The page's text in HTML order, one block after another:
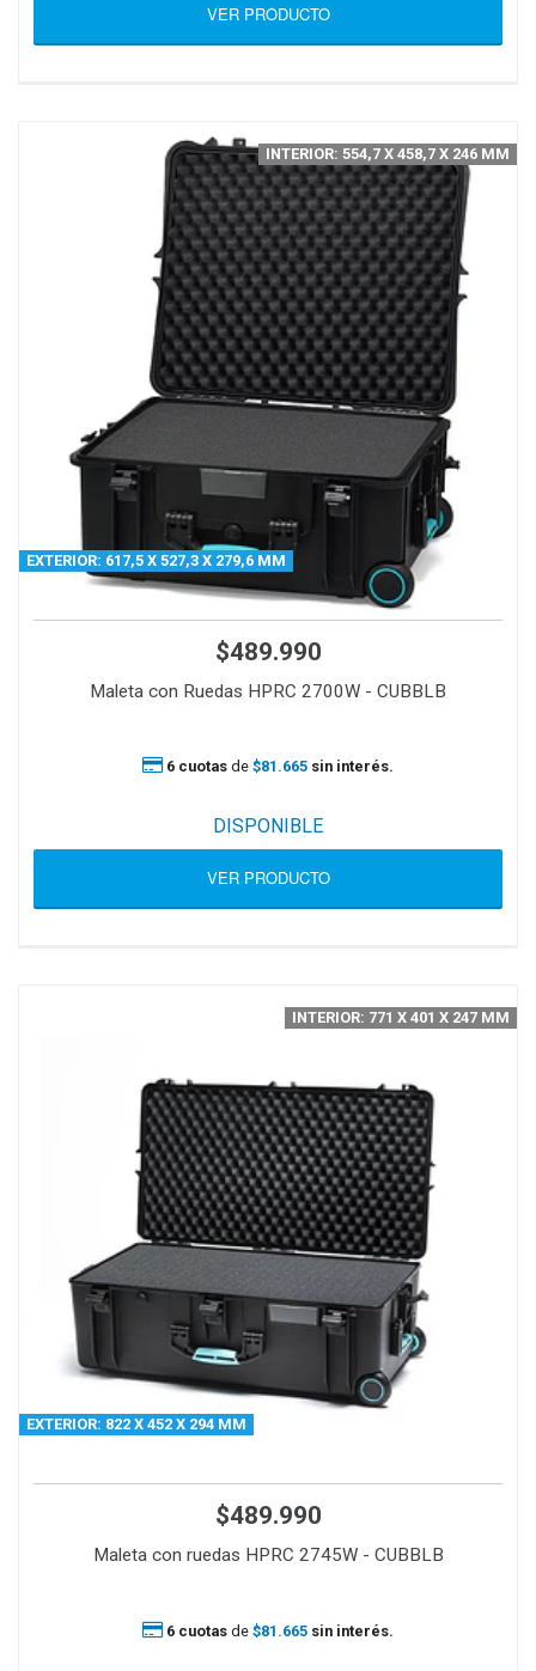
VER PRODUCTO
EXTERIOR: 617,5 X 527,3 X 279,6 MM
$489.990
Maleta con Ruedas HPRC 2700W - CUBBLB
INTERIOR: 554,7 X 458,7 X 246 MM
6 cuotas de $81.665 sin interés.
DISPONIBLE
VER PRODUCTO
EXTERIOR: 822 X 452 X 294 MM
$489.990
Maleta con ruedas HPRC 2745W - CUBBLB
INTERIOR: 771 X 401 X 247 MM
6 cuotas de $81.665 sin interés.